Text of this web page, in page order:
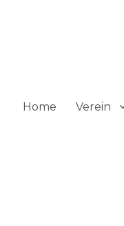
Home Verein